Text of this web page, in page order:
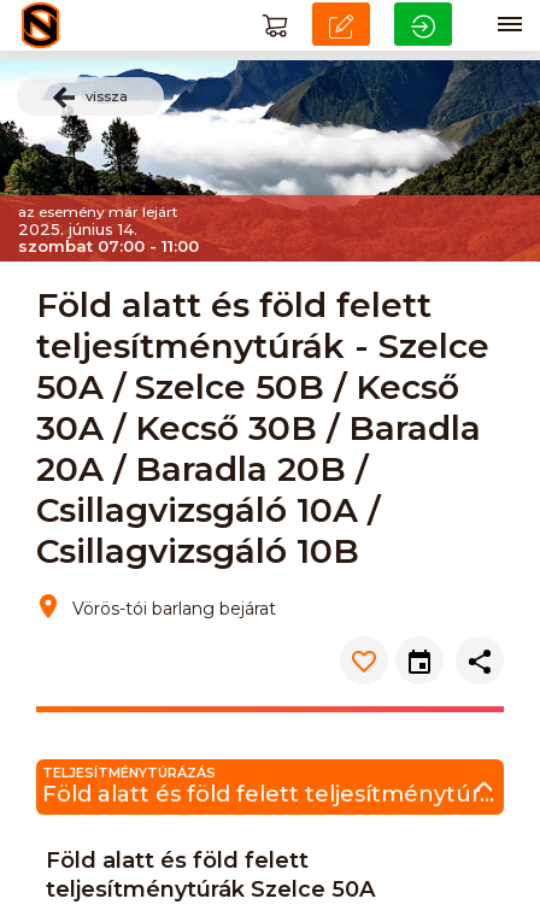
vissza
az esemény már lejárt
2025. június 14.
szombat 07:00 - 11:00
Föld alatt és föld felett
teljesítménytúrák - Szelce
50A / Szelce 50B / Kecső
30A / Kecső 30B / Baradla
20A / Baradla 20B /
Csillagvizsgáló 10A /
Csillagvizsgáló 10B
Vörös-tói barlang bejárat
TELJESÍTMÉNYTÚRÁZÁS
Föld alatt és föld felett teljesítménytúrák Szelce 50A
Föld alatt és föld felett
teljesítménytúrák Szelce 50A